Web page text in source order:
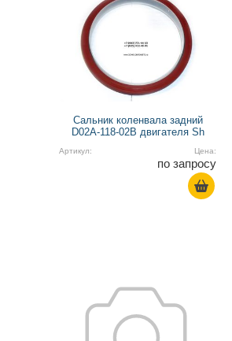
Сальник коленвала задний
D02A-118-02B двигателя Sh
Артикул: Цена:
по запросу